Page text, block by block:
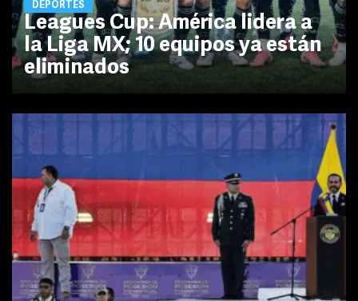
DEPORTES
Leagues Cup: América lidera a
la Liga MX; 10 equipos ya están
eliminados